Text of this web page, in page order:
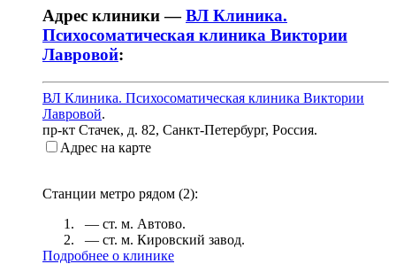
Адрес клиники —ВЛ Клиника.
Психосоматическая клиника Виктории
Лавровой:
ВЛ Клиника. Психосоматическая клиника Виктории
Лавровой.
пр-кт Стачек, д. 82, Санкт-Петербург, Россия.
Адрес на карте
Станции метро рядом (2):
— ст. м. Автово.
— ст. м. Кировский завод.
Подробнее о клинике